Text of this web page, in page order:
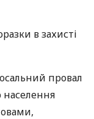
в захисті
провал
населення